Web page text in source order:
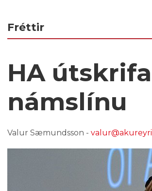
Fréttir
HA
námslínu
Valur Sæmundsson -